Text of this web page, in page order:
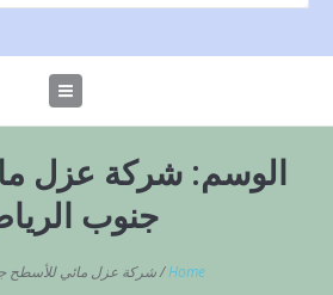
الوسم: شركة عزل
جنوب
Home
/شركة عزل مائي للأسطح